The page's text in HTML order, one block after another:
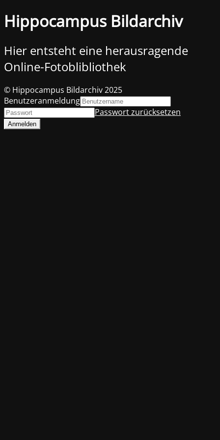
Hippocampus Bildarchiv
Hier entsteht eine herausragende
Online-Fotoblibliothek
© Hippocampus Bildarchiv 2025
Benutzeranmeldung
Passwort zurücksetzen